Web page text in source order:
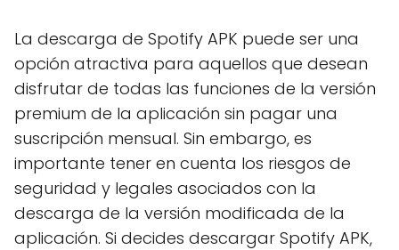
La descarga de Spotify APK puede ser una
opción atractiva para aquellos que desean
disfrutar de todas las funciones de la versión
premium de la aplicación sin pagar una
suscripción mensual. Sin embargo, es
importante tener en cuenta los riesgos de
seguridad y legales asociados con la
descarga de la versión modificada de la
aplicación. Si decides descargar Spotify APK,